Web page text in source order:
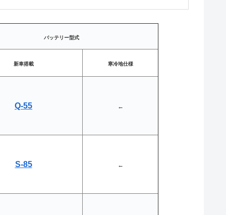
バッテリー型式
新車搭載 寒冷地仕様
Q-55 ←
S-85 ←